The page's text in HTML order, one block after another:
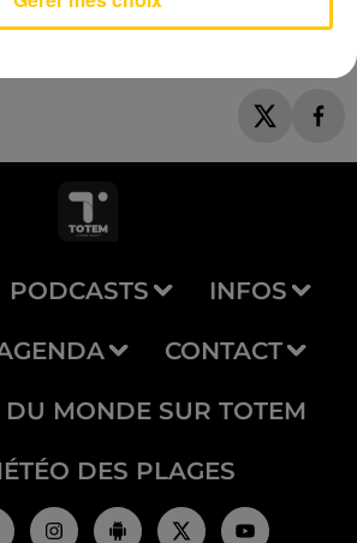
PODCASTS INFOS
CONTACT
DU MONDE SUR TOTEM
DES PLAGES